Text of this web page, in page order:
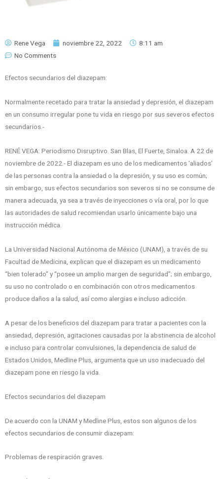
Rene Vega noviembre 22, 2022
8:11 am
No Comments
Efectos secundarios del diazepam:
Normalmente recetado para tratar la ansiedad y depresión, el diazepam
en un consumo irregular pone tu vida en riesgo por sus severos efectos
secundarios.-
RENÉ VEGA: Periodismo Disruptivo. San Blas, El Fuerte, Sinaloa. A 22 de
noviembre de 2022.- El diazepam es uno de los medicamentos ‘aliados’
de las personas contra la ansiedad o la depresión, y su uso es común;
sin embargo, sus efectos secundarios son severos si no se consume de
manera adecuada, ya sea a través de inyecciones o vía oral, por lo que
las autoridades de salud recomiendan usarlo únicamente bajo una
instrucción médica.
La Universidad Nacional Autónoma de México (UNAM), a través de su
Facultad de Medicina, explican que el diazepam es un medicamento
“bien tolerado” y “posee un amplio margen de seguridad”; sin embargo,
su uso no controlado o en combinación con otros medicamentos
produce daños a la salud, así como alergias e incluso adicción.
A pesar de los beneficios del diazepam para tratar a pacientes con la
ansiedad, depresión, agitaciones causadas por la abstinencia de alcohol
e incluso para controlar convulsiones, la dependencia de salud de
Estados Unidos, Medline Plus, argumenta que un uso inadecuado del
diazepam pone en riesgo la vida.
Efectos secundarios del diazepam
De acuerdo con la UNAM y Medline Plus, estos son algunos de los
efectos secundarios de consumir diazepam:
Problemas de respiración graves.